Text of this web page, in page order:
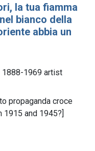
la tua fiamma
bianco della
abbia un
1888-1969 artist
propaganda croce
1915 and 1945?]